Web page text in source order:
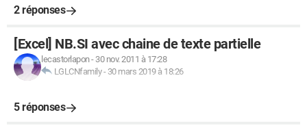
2 réponses
[Excel] NB.SI avec chaine de texte partielle
lecastorlapon- 30 nov. 2011 à 17:28
LGLCNfamily- 30 mars 2019 à 18:26
5 réponses